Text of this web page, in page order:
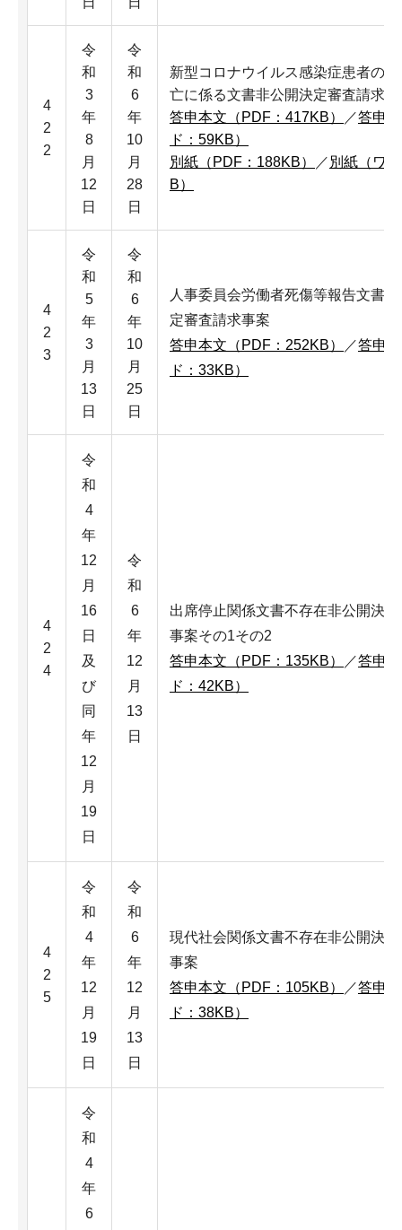
4
2
2
令
和
3
年
8
月
12
日
令
和
6
年
10
月
28
日
新型コロナウイルス感染症患者の
亡に係る文書非公開決定審査請求事
答申本文（PDF：417KB）
／答申
ド：59KB）
別紙（PDF：188KB）
／ 別紙（ワ
B）
4
2
3
令
和
5
年
3
月
13
日
令
和
6
年
10
月
25
日
人事委員会労働者死傷等報告文書
定審査請求事案
答申本文（PDF：252KB）
／答申
ド：33KB）
4
2
4
令
和
4
年
12
月
16
日
及
び
同
年
12
月
19
日
令
和
6
年
12
月
13
日
出席停止関係文書不存在非公開決
事案その1その2
答申本文（PDF：135KB）
／答申
ド：42KB）
4
2
5
令
和
4
年
12
月
19
日
令
和
6
年
12
月
13
日
現代社会関係文書不存在非公開決
事案
答申本文（PDF：105KB）
／答申
ド：38KB）
令
和
4
年
6